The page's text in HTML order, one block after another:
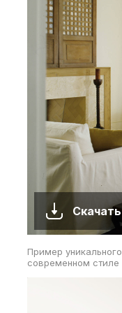
Скачать
Пример
современном